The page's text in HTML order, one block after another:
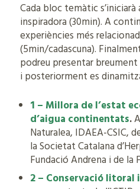
Cada bloc temàtic
inspiradora (30min). A
experiències més
(5min/cadascuna).
podreu presentar
i posteriorment es
1 – Millora de l’estat
d’aigua continentats.
Naturalea, IDAEA-CSIC,
la Societat Catalana
Fundació Andrena i de la
2 – Conservació litoral